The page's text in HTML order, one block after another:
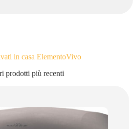
in casa ElementoVivo
prodotti più recenti